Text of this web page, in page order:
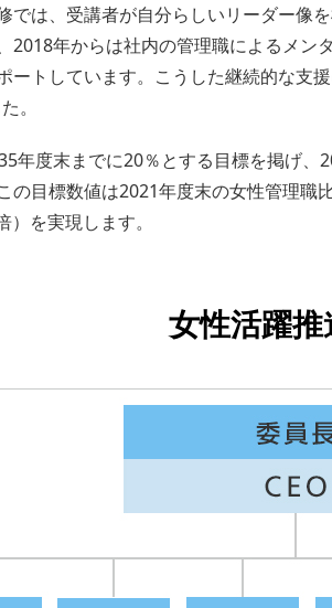
では、受講者が自分らしいリーダー像
2018年からは社内の管理職によるメ
ートしています。こうした継続的な支
。
年度末までに20％とする目標を掲げ
の目標数値は2021年度末の女性管理
を実現します。
女性活躍